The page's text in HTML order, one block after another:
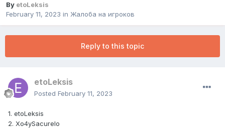
By etoLeksis
February 11, 2023 in Жалоба на игроков
Reply to this topic
etoLeksis
Posted February 11, 2023
1. etoLeksis
2. Xo4ySacurelo